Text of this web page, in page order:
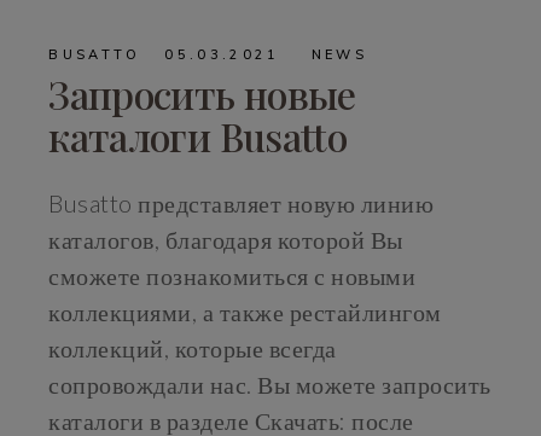
BUSATTO 05.03.2021 NEWS
Запросить новые
каталоги Busatto
Busatto представляет новую линию
каталогов, благодаря которой Вы
сможете познакомиться с новыми
коллекциями, а также рестайлингом
коллекций, которые всегда
сопровождали нас. Вы можете запросить
каталоги в разделе Скачать: после